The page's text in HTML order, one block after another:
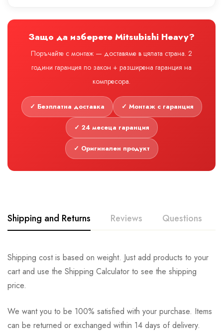
Защо да изберете Mitsubishi Heavy?
Поръчайте с монтаж — доставяме в цялата страна. 2
години гаранция по закон + разширена гаранция на
компресора.
✓ Безплатна доставка ✓ Монтаж с гаранция
✓ 24 месеца гаранция
✓ Оригинален продукт
Shipping and Returns Reviews Questions
Shipping cost is based on weight. Just add products to your
cart and use the Shipping Calculator to see the shipping
price.
We want you to be 100% satisfied with your purchase. Items
can be returned or exchanged within 14 days of delivery.